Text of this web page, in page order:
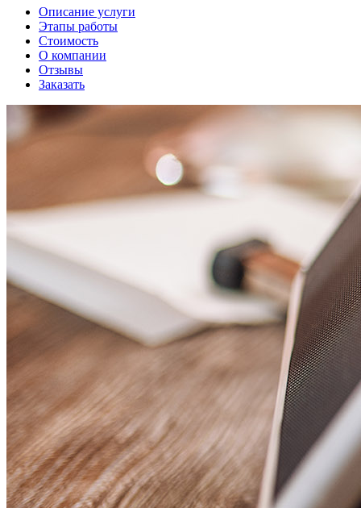
Описание услуги
Этапы работы
Стоимость
О компании
Отзывы
Заказать